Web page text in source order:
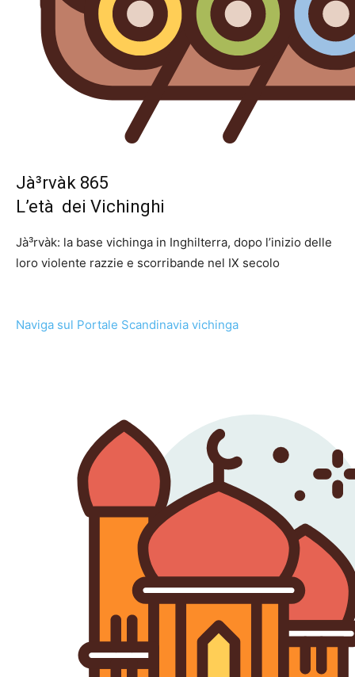
Jà³rvà­k 865
L’età dei Vichinghi
Jà³rvà­k: la base vichinga in Inghilterra, dopo l’inizio delle
loro violente razzie e scorribande nel IX secolo
Naviga sul Portale Scandinavia vichinga